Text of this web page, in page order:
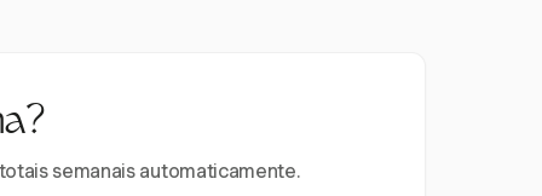
semanais automaticamente.